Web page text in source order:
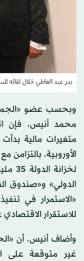
بدر عبد العاطي خلال لقائه
وبحسب عضو
الأوروبية،
الدولي» و«صندوق
«الاستمرار في
للاستقرار
وأضاف أنيس، أن
غير متوقعة على